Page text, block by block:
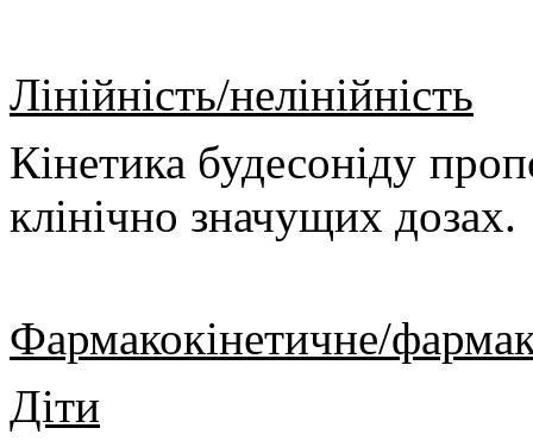
Лінійність/нелінійність
Кінетика будесоніду
клінічно значущих дозах.
Фармакокінетичне/
Діти